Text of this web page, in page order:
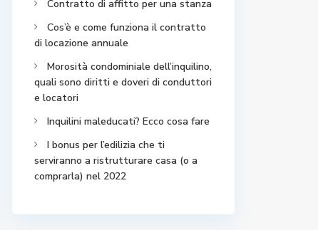
Contratto di affitto per una stanza
Cos’è e come funziona il contratto
di locazione annuale
Morosità condominiale dell’inquilino,
quali sono diritti e doveri di conduttori
e locatori
Inquilini maleducati? Ecco cosa fare
I bonus per l’edilizia che ti
serviranno a ristrutturare casa (o a
comprarla) nel 2022